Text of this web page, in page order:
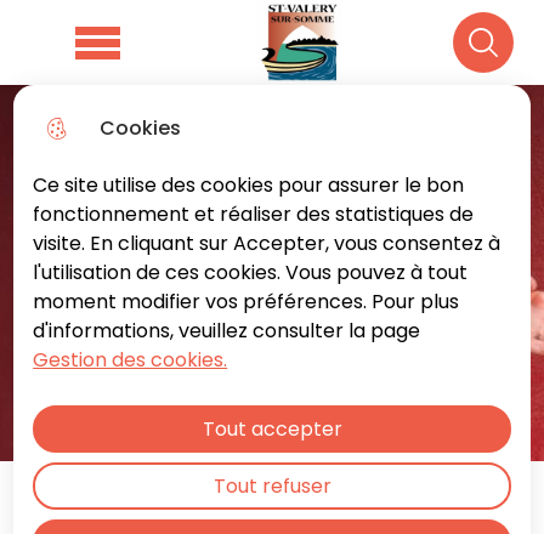
Cookies
Ce site utilise des cookies pour assurer le bon
fonctionnement et réaliser des statistiques de
visite. En cliquant sur Accepter, vous consentez à
l'utilisation de ces cookies. Vous pouvez à tout
moment modifier vos préférences. Pour plus
d'informations, veuillez consulter la page
Gestion des cookies.
Tout accepter
Tout refuser
Aller
au
Aller au
contenu
principal
Consulter
le plan du
site
Menu principal
Musique
"Opéra et mélodies